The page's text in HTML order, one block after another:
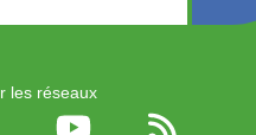
les réseaux